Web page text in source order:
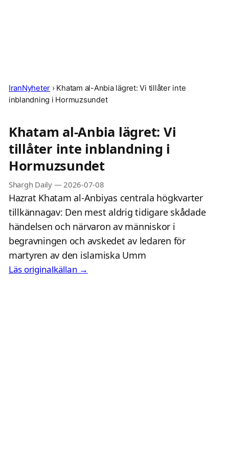
IranNyheter › Khatam al-Anbia lägret: Vi tillåter inte
inblandning i Hormuzsundet
Khatam al-Anbia lägret: Vi
tillåter inte inblandning i
Hormuzsundet
Shargh Daily— 2026-07-08
Hazrat Khatam al-Anbiyas centrala högkvarter
tillkännagav: Den mest aldrig tidigare skådade
händelsen och närvaron av människor i
begravningen och avskedet av ledaren för
martyren av den islamiska Umm
Läs originalkällan →